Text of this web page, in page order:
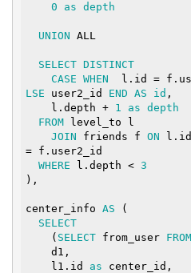
0
as depth
UNION ALL
SELECT DISTINCT
CASE WHEN
l.id =
LSE user2_id END AS id ,
    l.depth +
1 as depth
FROM level_to l
JOIN friends f ON l.id
= f.user2_id
WHERE l.depth < 3
),
center_info AS (
SELECT
    (
SELECT from_user FROM
    l1.id
as center_id,